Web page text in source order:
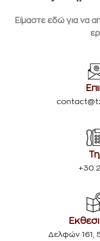
Είμαστε εδώ για να
+30
Δελφών 161,